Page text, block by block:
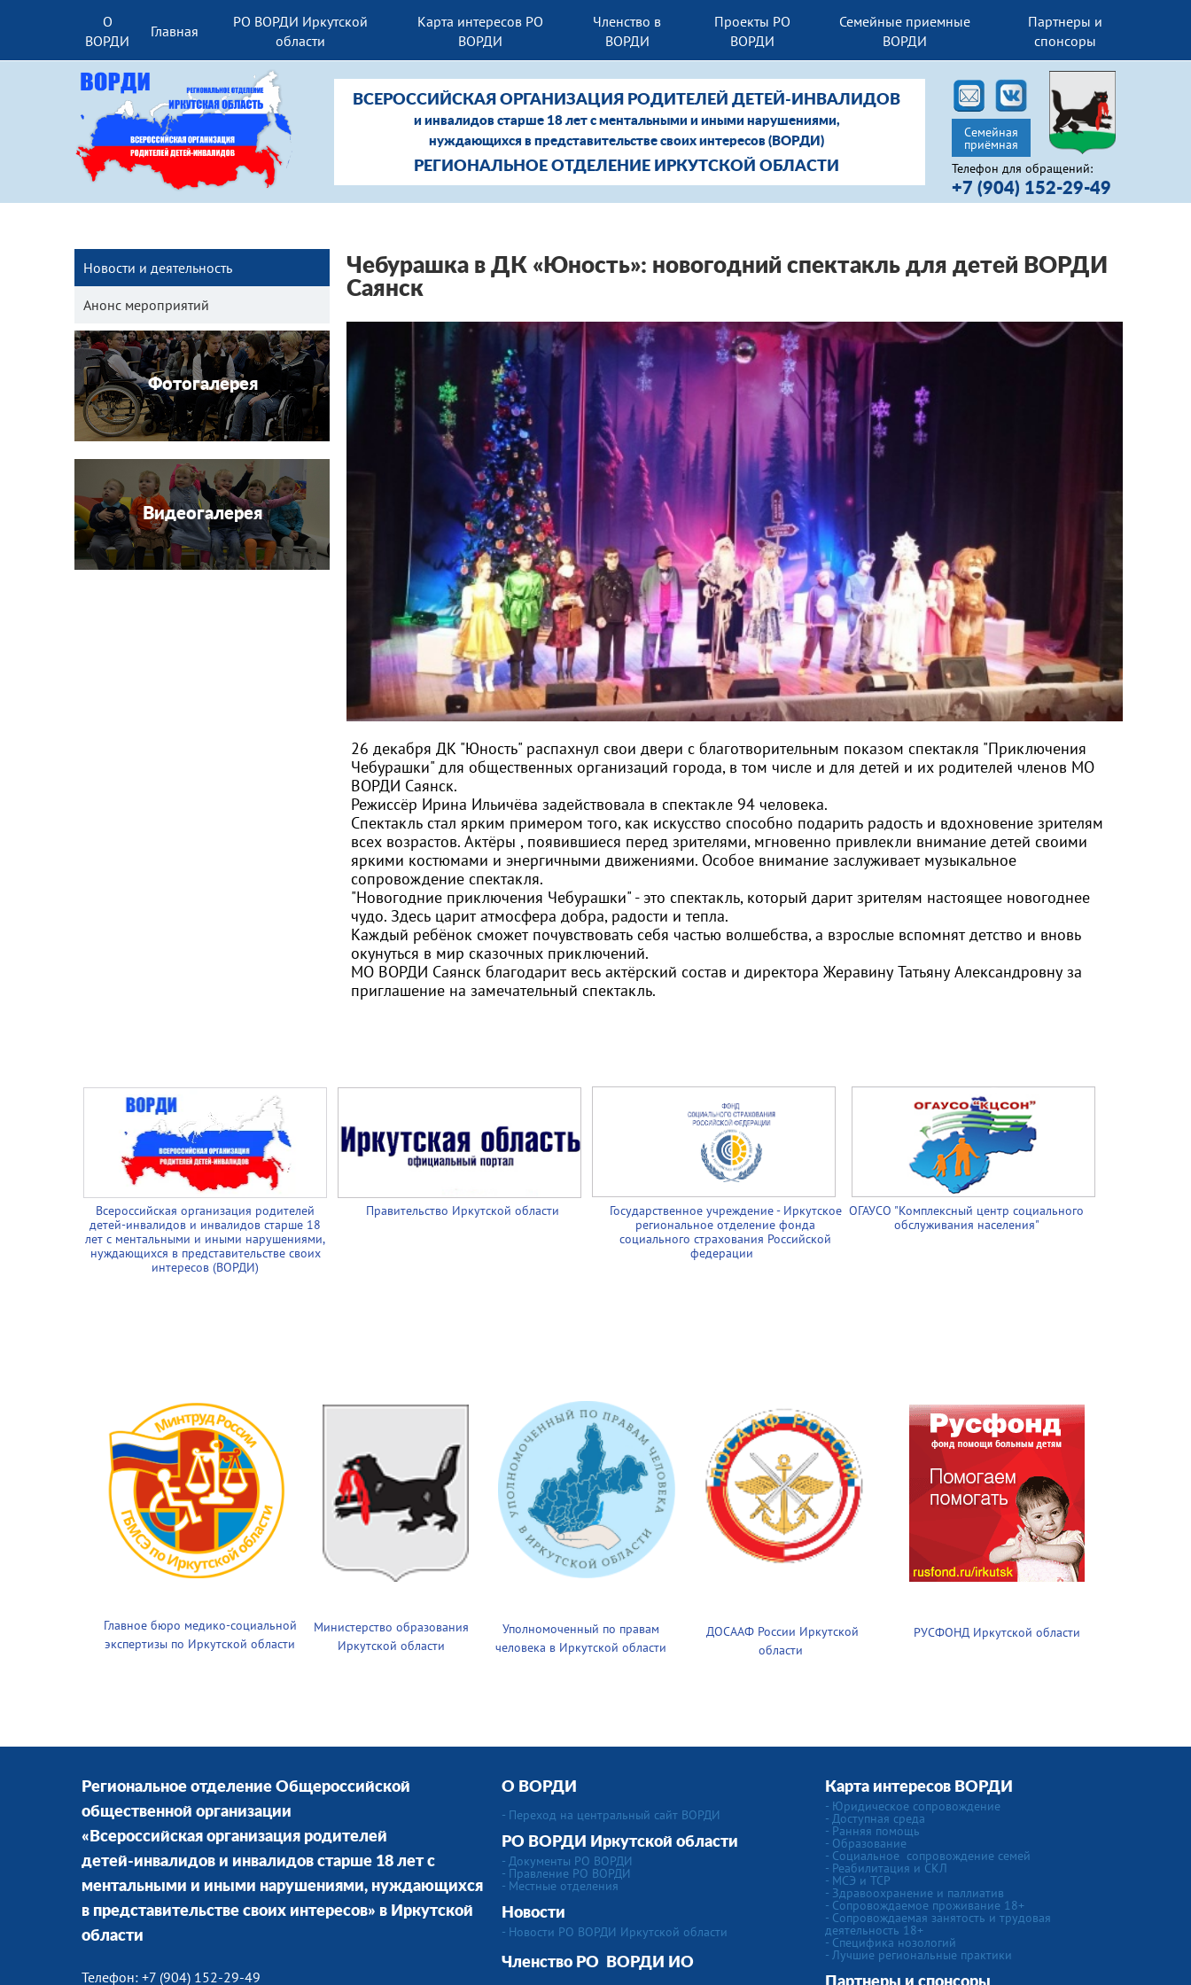
О
ВОРДИ
Главная
РО ВОРДИ Иркутской
области
Карта интересов РО
ВОРДИ
Членство в
ВОРДИ
Проекты РО
ВОРДИ
Семейные приемные
ВОРДИ
Партнеры и
спонсоры
Телефон для обращений:
+7 (904) 152-29-49
ВСЕРОССИЙСКАЯ ОРГАНИЗАЦИЯ РОДИТЕЛЕЙ ДЕТЕЙ-ИНВАЛИДОВ
и инвалидов старше 18 лет с ментальными и иными нарушениями,
нуждающихся в представительстве своих интересов (ВОРДИ)
РЕГИОНАЛЬНОЕ ОТДЕЛЕНИЕ ИРКУТСКОЙ ОБЛАСТИ
Семейная
приёмная
Новости и деятельность
Анонс мероприятий
Фотогалерея
Видеогалерея
Чебурашка в ДК «Юность»: новогодний спектакль для детей ВОРДИ
Саянск
26 декабря ДК "Юность" распахнул свои двери с благотворительным показом спектакля "Приключения
Чебурашки" для общественных организаций города, в том числе и для детей и их родителей членов МО
ВОРДИ Саянск.
Режиссёр Ирина Ильичёва задействовала в спектакле 94 человека.
Спектакль стал ярким примером того, как искусство способно подарить радость и вдохновение зрителям
всех возрастов. Актёры , появившиеся перед зрителями, мгновенно привлекли внимание детей своими
яркими костюмами и энергичными движениями. Особое внимание заслуживает музыкальное
сопровождение спектакля.
"Новогодние приключения Чебурашки" - это спектакль, который дарит зрителям настоящее новогоднее
чудо. Здесь царит атмосфера добра, радости и тепла.
Каждый ребёнок сможет почувствовать себя частью волшебства, а взрослые вспомнят детство и вновь
окунуться в мир сказочных приключений.
МО ВОРДИ Саянск благодарит весь актёрский состав и директора Жеравину Татьяну Александровну за
приглашение на замечательный спектакль.
Всероссийская организация родителей
детей-инвалидов и инвалидов старше 18
лет с ментальными и иными нарушениями,
нуждающихся в представительстве своих
интересов (ВОРДИ)
Правительство Иркутской области
Государственное учреждение - Иркутское
региональное отделение фонда
социального страхования Российской
федерации
ОГАУСО "Комплексный центр социального
обслуживания населения"
Главное бюро медико-социальной
экспертизы по Иркутской области
Министерство образования
Иркутской области
Уполномоченный по правам
человека в Иркутской области
ДОСААФ России Иркутской
области
РУСФОНД Иркутской области
Региональное отделение Общероссийской
общественной организации
«Всероссийская организация родителей
детей-инвалидов и инвалидов старше 18 лет с
ментальными и иными нарушениями, нуждающихся
в представительстве своих интересов» в Иркутской
области
Телефон: +7 (904) 152-29-49
О ВОРДИ
- Переход на центральный сайт ВОРДИ
РО ВОРДИ Иркутской области
- Документы РО ВОРДИ
- Правление РО ВОРДИ
- Местные отделения
Новости
- Новости РО ВОРДИ Иркутской области
Членство РО
ВОРДИ ИО
Карта интересов ВОРДИ
- Юридическое сопровождение
- Доступная среда
- Ранняя помощь
- Образование
- Социальное сопровождение семей
- Реабилитация и СКЛ
- МСЭ и ТСР
- Здравоохранение и паллиатив
- Сопровождаемое проживание 18+
- Сопровождаемая занятость и трудовая
деятельность 18+
- Специфика нозологий
- Лучшие региональные практики